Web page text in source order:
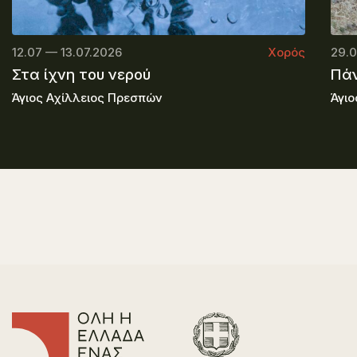
12.07 — 13.07.2026 Χορός
Στα ίχνη του νερού
Άγιος Αχίλλειος Πρεσπών